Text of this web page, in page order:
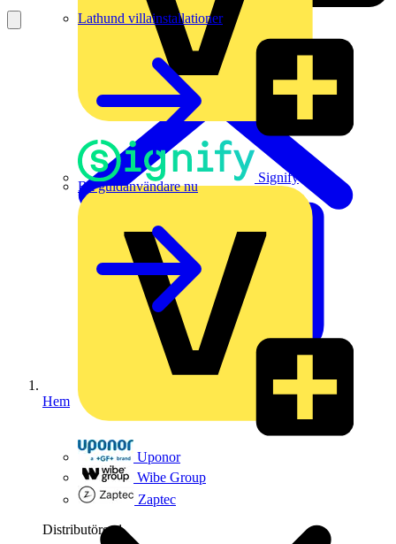
Signify
Uponor
Wibe Group
Zaptec
Distributörer 1
Lathund villainstallationer
Bli guldanvändare nu
Hem